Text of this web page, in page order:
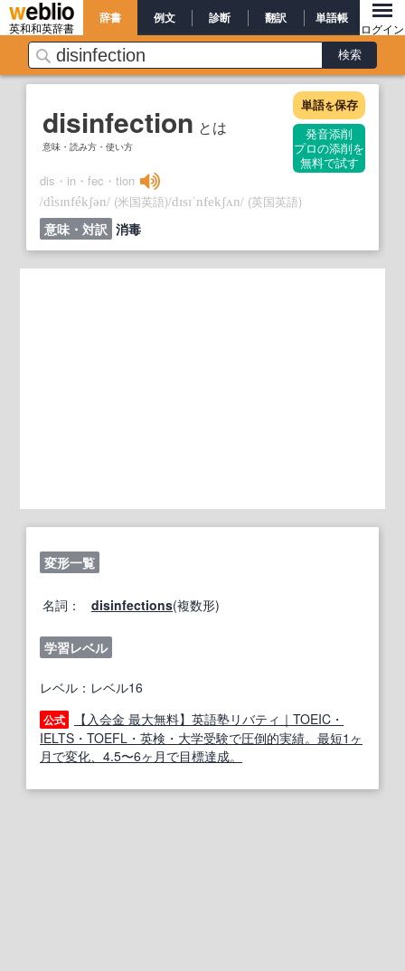
英和和英辞書
辞書 例文 診断 翻訳 単語帳
ログイン
disinfection とは
意味・読み方・使い方
単語を保存
発音添削
プロの添削を
無料で試す
dis・in・fec・tion
/dìsɪnfékʃən/ (米国英語)/dɪsɪˈnfekʃʌn/ (英国英語)
意味・対訳 消毒
変形一覧
名詞： disinfections(複数形)
学習レベル
レベル：レベル16
公式
【入会金 最大無料】英語塾リバティ｜TOEIC・
IELTS・TOEFL・英検・大学受験で圧倒的実績。最短1ヶ
月で変化、4.5〜6ヶ月で目標達成。